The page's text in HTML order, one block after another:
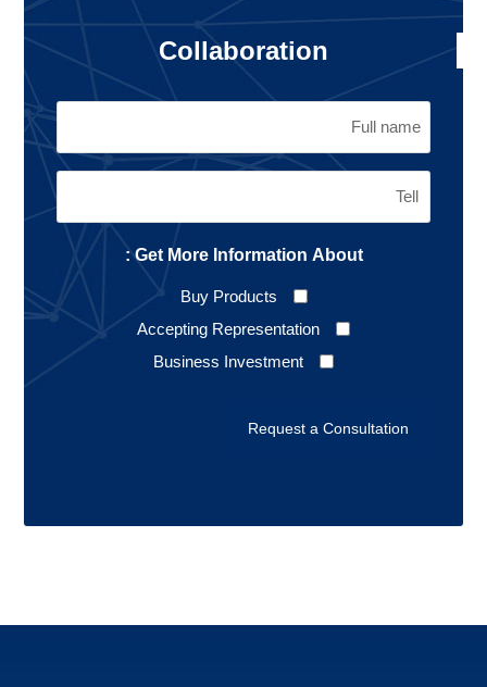
Collaboration
Get More Information About :
Buy Products
Accepting Representation
Business Investment